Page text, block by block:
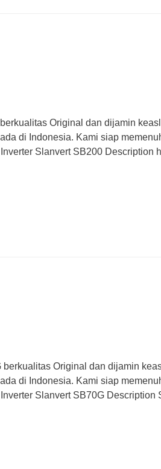
Original dan dijamin
di Indonesia. Kami siap
Slanvert SB200 Description
Original dan dijamin
di Indonesia. Kami siap
Slanvert SB70G Description